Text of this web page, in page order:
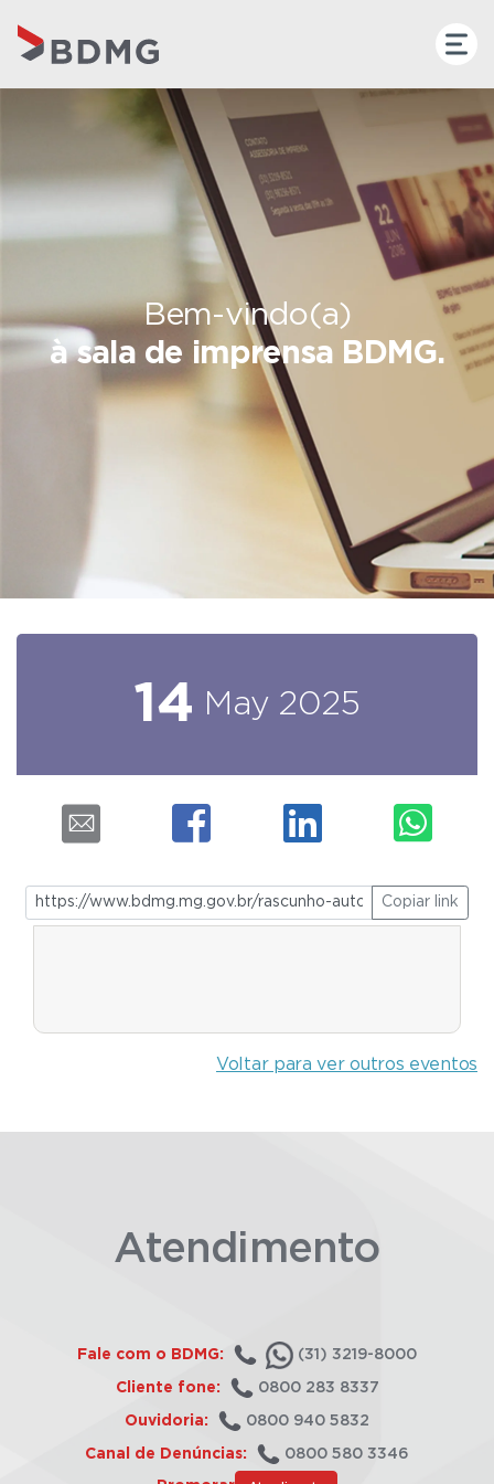
Bem-vindo(a)
à sala de imprensa BDMG.
14 May 2025
Copiar link
Voltar para ver outros eventos
Atendimento
Fale com o BDMG: (31) 3219-8000
Cliente fone: 0800 283 8337
Ouvidoria: 0800 940 5832
Canal de Denúncias: 0800 580 3346